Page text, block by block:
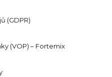
(GDPR)
(VOP) – Fortemix